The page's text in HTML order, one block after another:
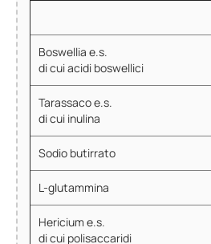
Boswellia e.s.
di cui acidi boswellici
Tarassaco e.s.
di cui inulina
Sodio butirrato
L-glutammina
Hericium e.s.
di cui polisaccaridi